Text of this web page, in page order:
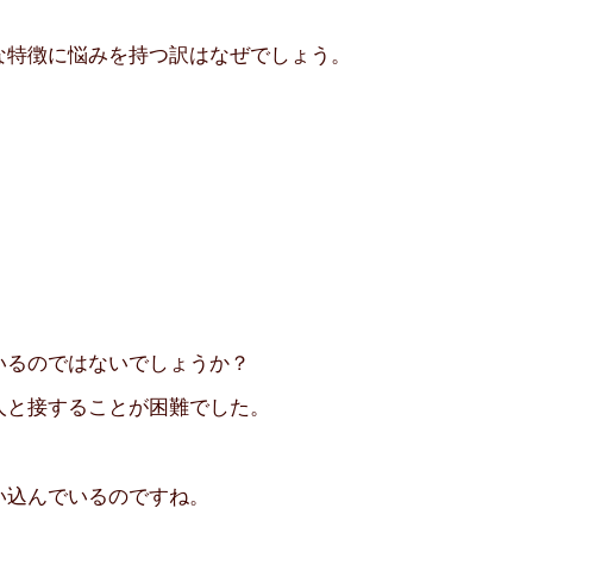
徴に悩みを持つ訳はなぜでしょう。
のではないでしょうか？
接することが困難でした。
んでいるのですね。